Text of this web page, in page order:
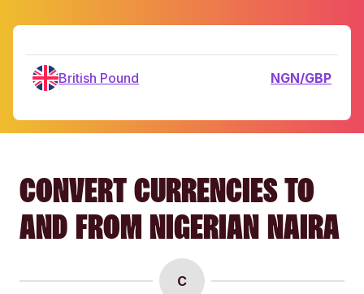
British Pound NGN/GBP
CONVERT CURRENCIES TO
AND FROM NIGERIAN NAIRA
C